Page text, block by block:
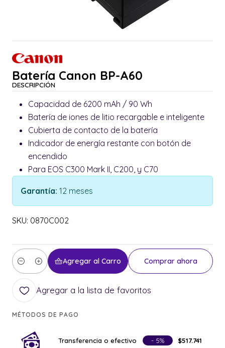
Batería Canon BP-A60
DESCRIPCIÓN
Capacidad de 6200 mAh / 90 Wh
Batería de iones de litio recargable e inteligente
Cubierta de contacto de la batería
Indicador de energía restante con botón de
encendido
Para EOS C300 Mark II, C200, y C70
Garantía: 12 meses
SKU: 0870C002
Cantidad
Agregar al Carro Comprar ahora
Agregar a la lista de favoritos
MÉTODOS DE PAGO
Transferencia o efectivo - 5% $517.741